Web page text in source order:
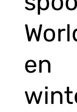
en